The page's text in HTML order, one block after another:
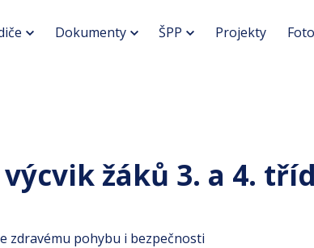
Dokumenty ŠPP Projekty
žáků 3. a 4. tříd
zdravému pohybu i bezpečnosti